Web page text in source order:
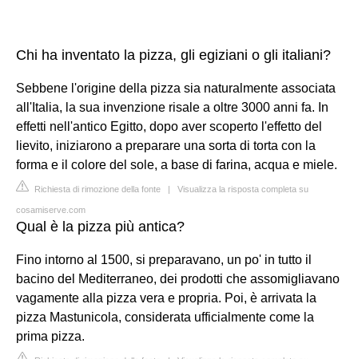
Chi ha inventato la pizza, gli egiziani o gli italiani?
Sebbene l'origine della pizza sia naturalmente associata
all'Italia, la sua invenzione risale a oltre 3000 anni fa. In
effetti nell'antico Egitto, dopo aver scoperto l'effetto del
lievito, iniziarono a preparare una sorta di torta con la
forma e il colore del sole, a base di farina, acqua e miele.
Richiesta di rimozione della fonte | Visualizza la risposta completa su
cosamiserve.com
Qual è la pizza più antica?
Fino intorno al 1500, si preparavano, un po' in tutto il
bacino del Mediterraneo, dei prodotti che assomigliavano
vagamente alla pizza vera e propria. Poi, è arrivata la
pizza Mastunicola, considerata ufficialmente come la
prima pizza.